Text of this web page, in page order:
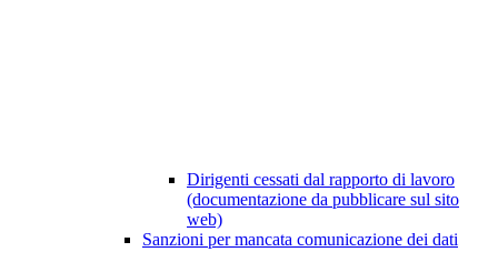
Dirigenti cessati dal rapporto di lavoro
(documentazione da pubblicare sul sito
web)
Sanzioni per mancata comunicazione dei dati